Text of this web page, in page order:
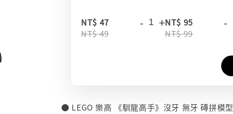
NT$ 47
NT$ 49
- +NT$ 95
NT$ 99
-
● LEGO 樂高 《馴龍高手》沒牙 無牙 磚拼模型